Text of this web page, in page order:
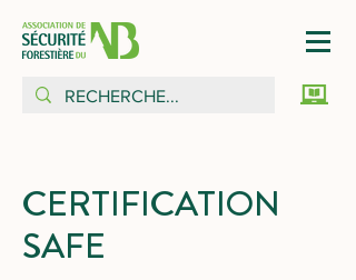
CERTIFICATION
SAFE